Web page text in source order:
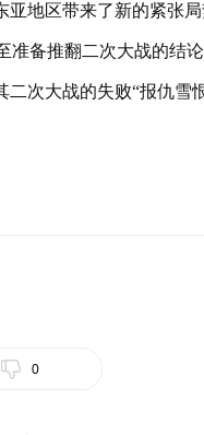
亚地区带来了新的紧张
准备推翻二次大战的结
次大战的失败“报仇雪
0